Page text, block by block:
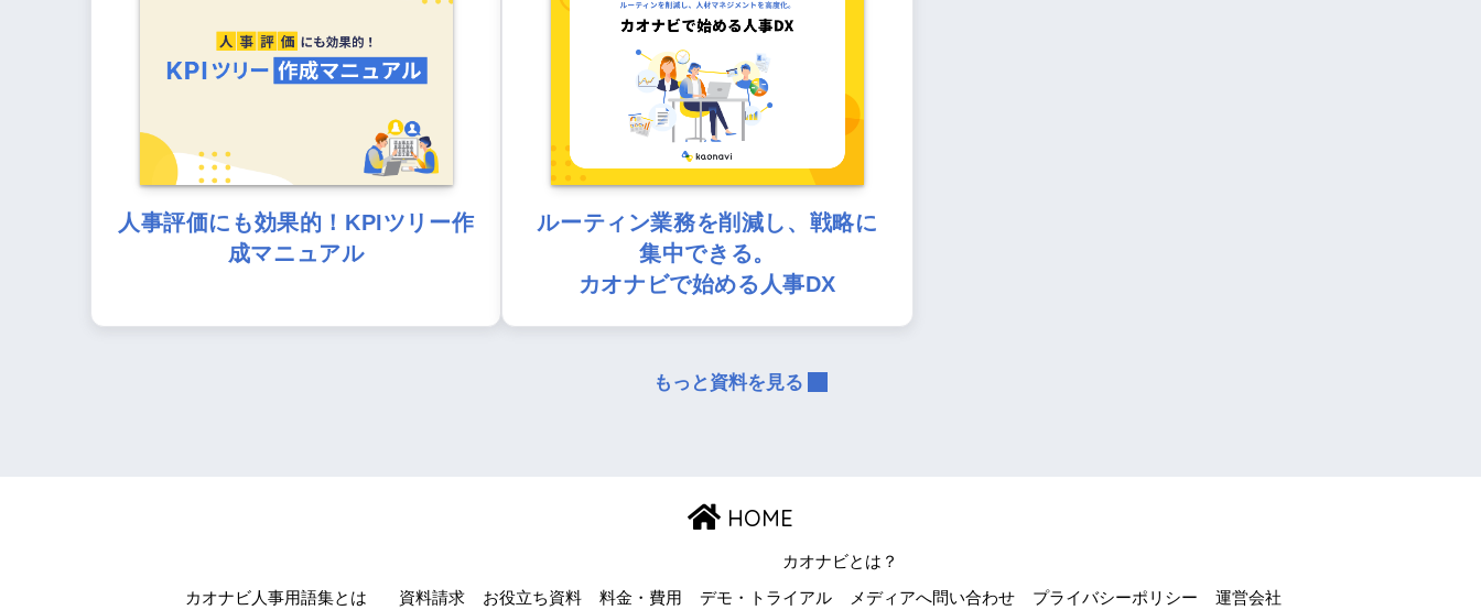
人事評価にも効果的！KPIツリー作
成マニュアル
ルーティン業務を削減し、戦略に
集中できる。
カオナビで始める人事DX
もっと資料を見る
HOME
カオナビ人事用語集とは
カオナビとは？
資料請求 お役立ち資料 料金・費用 デモ・トライアル メディアへ問い合わせ プライバシーポリシー 運営会社